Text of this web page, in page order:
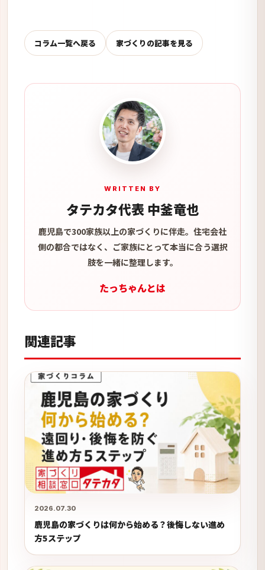
コラム一覧へ戻る 家づくりの記事を見る
WRITTEN BY
タテカタ代表 中釜竜也
鹿児島で300家族以上の家づくりに伴走。住宅会社
側の都合ではなく、ご家族にとって本当に合う選択
肢を一緒に整理します。
たっちゃんとは
関連記事
2026.07.30
鹿児島の家づくりは何から始める？後悔しない進め
方5ステップ